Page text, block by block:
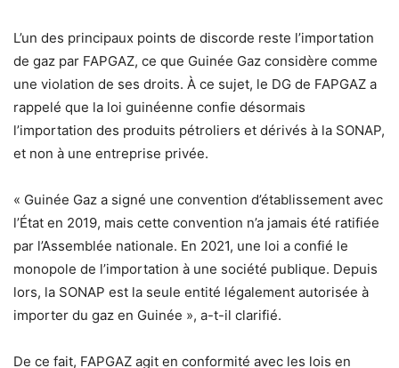
L’un des principaux points de discorde reste l’importation
de gaz par FAPGAZ, ce que Guinée Gaz considère comme
une violation de ses droits. À ce sujet, le DG de FAPGAZ a
rappelé que la loi guinéenne confie désormais
l’importation des produits pétroliers et dérivés à la SONAP,
et non à une entreprise privée.
« Guinée Gaz a signé une convention d’établissement avec
l’État en 2019, mais cette convention n’a jamais été ratifiée
par l’Assemblée nationale. En 2021, une loi a confié le
monopole de l’importation à une société publique. Depuis
lors, la SONAP est la seule entité légalement autorisée à
importer du gaz en Guinée », a-t-il clarifié.
De ce fait, FAPGAZ agit en conformité avec les lois en